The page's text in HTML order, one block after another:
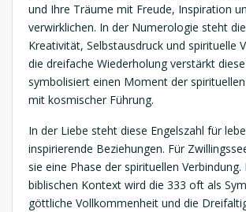
und Ihre Träume mit Freude, Inspiration
verwirklichen. In der Numerologie steht
Kreativität, Selbstausdruck und spirituelle
die dreifache Wiederholung verstärkt diese
symbolisiert einen Moment der
mit kosmischer Führung.
In der Liebe steht diese Engelszahl für
inspirierende Beziehungen. Für
sie eine Phase der spirituellen Verbindung.
biblischen Kontext wird die 333 oft als
göttliche Vollkommenheit und die